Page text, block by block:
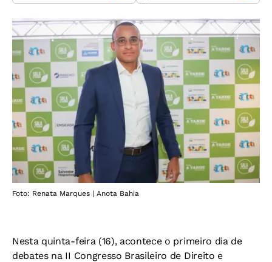
Foto: Renata Marques | Anota Bahia
Nesta quinta-feira (16), acontece o primeiro dia de
debates na II Congresso Brasileiro de Direito e